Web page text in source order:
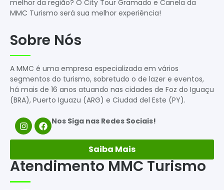
melhor da região? O City Tour Gramado e Canela da
MMC Turismo será sua melhor experiência!
Sobre Nós
A MMC é uma empresa especializada em vários
segmentos do turismo, sobretudo o de lazer e eventos,
há mais de 16 anos atuando nas cidades de Foz do Iguaçu
(BRA), Puerto Iguazu (ARG) e Ciudad del Este (PY).
Nos Siga nas Redes Sociais!
Saiba Mais
Atendimento MMC Turismo